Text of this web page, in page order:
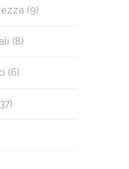
(9)
(8)
(6)